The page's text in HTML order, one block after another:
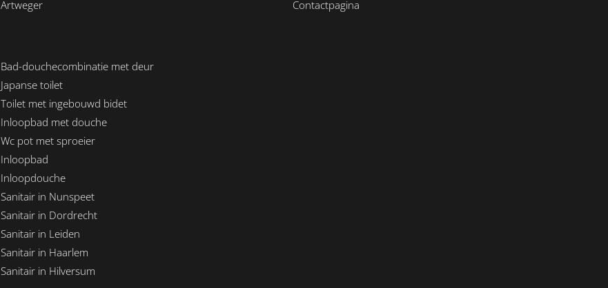
Artweger
Contactpagina
Bad-douchecombinatie met deur
Japanse toilet
Toilet met ingebouwd bidet
Inloopbad met douche
Wc pot met sproeier
Inloopbad
Inloopdouche
Sanitair in Nunspeet
Sanitair in Dordrecht
Sanitair in Leiden
Sanitair in Haarlem
Sanitair in Hilversum